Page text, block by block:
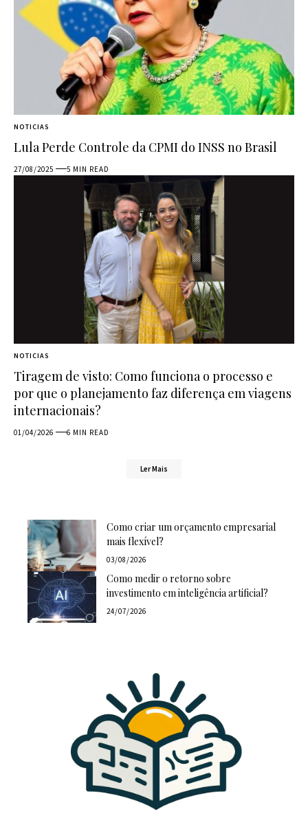
NOTICIAS
Lula Perde Controle da CPMI do INSS no Brasil
27/08/2025 5 MIN READ
NOTICIAS
Tiragem de visto: Como funciona o processo e
por que o planejamento faz diferença em viagens
internacionais?
01/04/2026 6 MIN READ
Ler Mais
Como criar um orçamento empresarial
mais flexível?
03/08/2026
Como medir o retorno sobre
investimento em inteligência artificial?
24/07/2026